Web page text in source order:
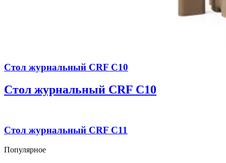
Стол журнальный CRF C10
Стол журнальный CRF C10
Стол журнальный CRF C11
Популярное